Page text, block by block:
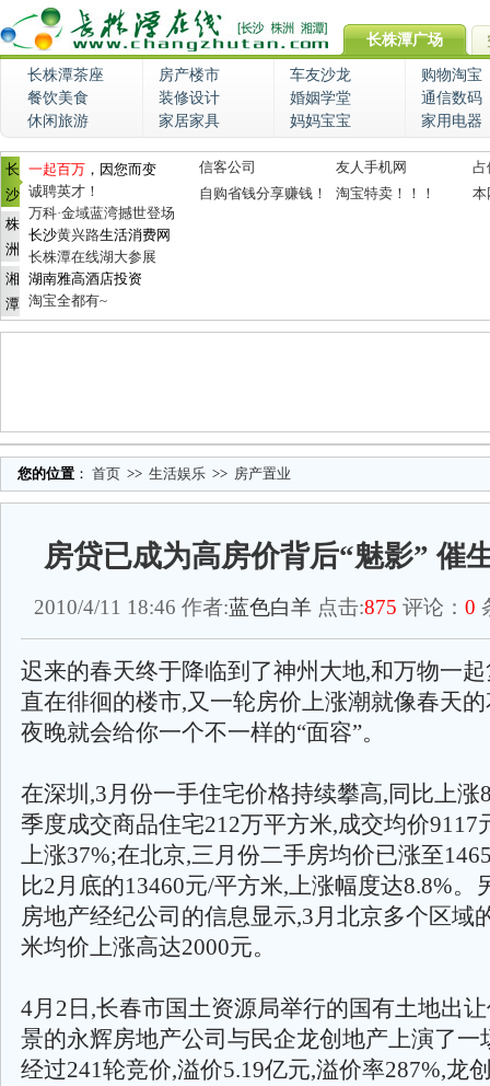
长株潭广场
长株潭茶座 房产楼市 车友沙龙
购物淘宝
餐饮美食
装修设计 婚姻学堂
通信数码
休闲旅游
家居家具 妈妈宝宝 家用电器
长
沙
株
洲
湘
潭
一起百万 ，因您而变
诚聘英才！
万科·金域蓝湾撼世登场
长沙黄兴路生活消费网
长株潭在线湖大参展
湖南雅高酒店投资
淘宝全都有~
信客公司 友人手机网
占
自购省钱分享赚钱！
淘宝特卖！！！ 本
您的位置 ： 首页 >> 生活娱乐 >> 房产置业
房贷已成为高房价背后“魅影” 催
2010/4/11 18:46 作者:蓝色白羊 点击:875 评论： 0
迟来的春天终于降临到了神州大地,和万物一
直在徘徊的楼市,又一轮房价上涨潮就像春天
夜晚就会给你一个不一样的“面容”。
在深圳,3月份一手住宅价格持续攀高,同比上涨
季度成交商品住宅212万平方米,成交均价9117
上涨37%;在北京,三月份二手房均价已涨至
比2月底的13460元/平方米,上涨幅度达8.8%。
房地产经纪公司的信息显示,3月北京多个区域
米均价上涨高达2000元。
4月2日,长春市国土资源局举行的国有土地出
景的永辉房地产公司与民企龙创地产上演了一
经过241轮竞价,溢价5.19亿元,溢价率287%,龙